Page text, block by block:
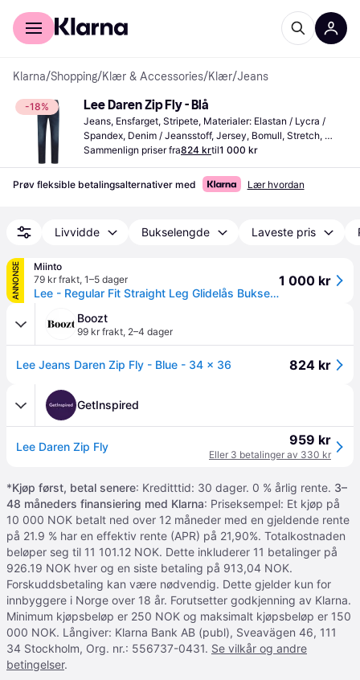
For kunder
Klarna/Shopping/Klær & Accessories/Klær/Jeans
-18% Lee Daren Zip Fly - Blå
Jeans, Ensfarget, Stripete, Materialer: Elastan / Lycra /
Spandex, Denim / Jeansstoff, Jersey, Bomull, Stretch,
Lommer
Sammenlign priser fra824 krtil1 000 kr
Prøv fleksible betalingsalternativer med Lær hvordan
Livvidde Bukselengde Laveste pris
ANNONSE
Miinto
79 kr frakt, 1–5 dager
Lee - Regular Fit Straight Leg Glidelås Bukser - Herre - Jeans - Blå - W34 L36
1 000 kr
Boozt
99 kr frakt, 2–4 dager
Lee Jeans Daren Zip Fly - Blue - 34 x 36 824 kr
GetInspired
Lee Daren Zip Fly 959 kr
Eller 3 betalinger av 330 kr
*Kjøp først, betal senere: Kreditttid: 30 dager. 0 % årlig rente. 3–
48 måneders finansiering med Klarna: Priseksempel: Et kjøp på
10 000 NOK betalt ned over 12 måneder med en gjeldende rente
på 21.9 % har en effektiv rente (APR) på 21,90%. Totalkostnaden
beløper seg til 11 101.12 NOK. Dette inkluderer 11 betalinger på
926.19 NOK hver og en siste betaling på 913,04 NOK.
Forskuddsbetaling kan være nødvendig. Dette gjelder kun for
innbyggere i Norge over 18 år. Forutsetter godkjenning av Klarna.
Minimum kjøpsbeløp er 250 NOK og maksimalt kjøpsbeløp er 150
000 NOK. Långiver: Klarna Bank AB (publ), Sveavägen 46, 111
34 Stockholm, Org. nr.: 556737-0431. Se vilkår og andre
betingelser.